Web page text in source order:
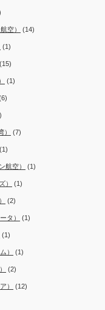
空） (14)
(1)
(15)
(1)
(7)
(1)
航空） (1)
） (1)
(2)
タ） (1)
(1)
） (1)
(2)
） (12)